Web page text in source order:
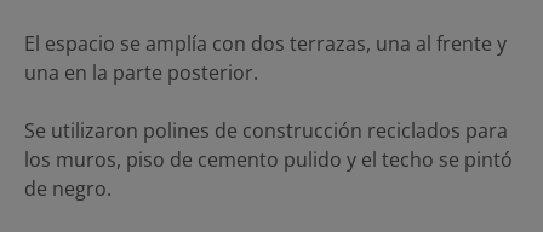
El espacio se amplía con dos terrazas, una al frente y
una en la parte posterior.
Se utilizaron polines de construcción reciclados para
los muros, piso de cemento pulido y el techo se pintó
de negro.